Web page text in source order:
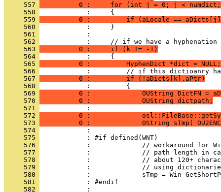
     557
0 :     for (int j = 0; j <
     558
     559
0 :         if (aLocale ==
     560
     561
     562
     563
          0 :     if (k != -1)
     564
     565
          0 :         HyphenDict *dict = NULL;
     566
     567
          0 :         if (!aDicts[k].aPtr)
     568
     569
0 :             OUString DictFN =
     570
          0 :             OUString dictpath;
     571
     572
0 :
     573
0 :             OString sTmp(
     574
     575
     576
     577
     578
     579
     580
     581
     582